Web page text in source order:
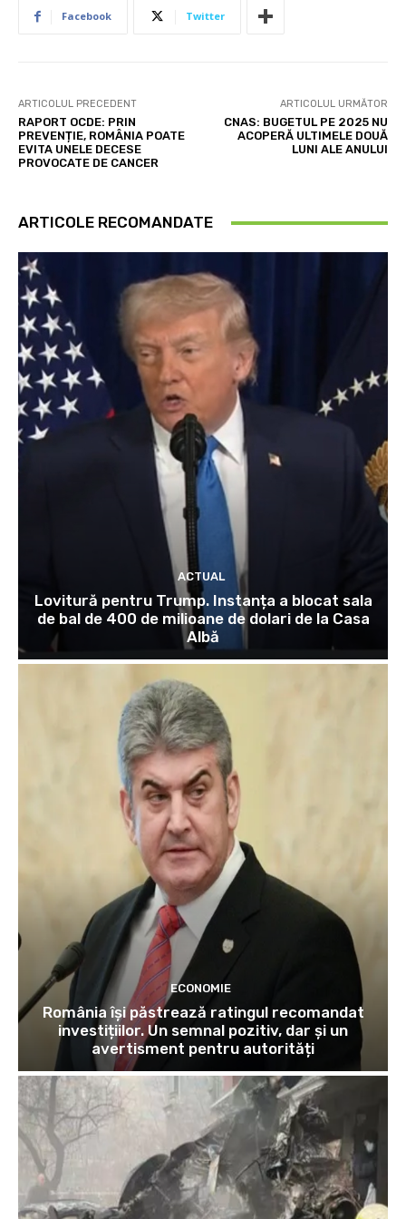
Facebook Twitter
ARTICOLUL PRECEDENT
RAPORT OCDE: PRIN
PREVENȚIE, ROMÂNIA POATE
EVITA UNELE DECESE
PROVOCATE DE CANCER
ARTICOLUL URMĂTOR
CNAS: BUGETUL PE 2025 NU
ACOPERĂ ULTIMELE DOUĂ
LUNI ALE ANULUI
ARTICOLE RECOMANDATE
ACTUAL
Lovitură pentru Trump. Instanța a blocat sala
de bal de 400 de milioane de dolari de la Casa
Albă
ECONOMIE
România își păstrează ratingul recomandat
investițiilor. Un semnal pozitiv, dar și un
avertisment pentru autorități